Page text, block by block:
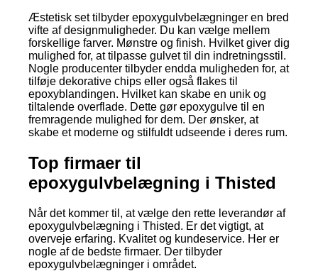
Æstetisk set tilbyder epoxygulvbelægninger en bred
vifte af designmuligheder. Du kan vælge mellem
forskellige farver. Mønstre og finish. Hvilket giver dig
mulighed for, at tilpasse gulvet til din indretningsstil.
Nogle producenter tilbyder endda muligheden for, at
tilføje dekorative chips eller også flakes til
epoxyblandingen. Hvilket kan skabe en unik og
tiltalende overflade. Dette gør epoxygulve til en
fremragende mulighed for dem. Der ønsker, at
skabe et moderne og stilfuldt udseende i deres rum.
Top firmaer til
epoxygulvbelægning i Thisted
Når det kommer til, at vælge den rette leverandør af
epoxygulvbelægning i Thisted. Er det vigtigt, at
overveje erfaring. Kvalitet og kundeservice. Her er
nogle af de bedste firmaer. Der tilbyder
epoxygulvbelægninger i området.